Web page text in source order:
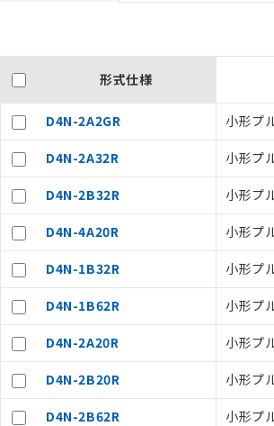
形式仕様
D4N-2A2GR 小形プ
D4N-2A32R 小形プ
D4N-2B32R 小形プ
D4N-4A20R 小形プ
D4N-1B32R 小形プ
D4N-1B62R 小形プ
D4N-2A20R 小形プ
D4N-2B20R 小形プ
D4N-2B62R 小形プ